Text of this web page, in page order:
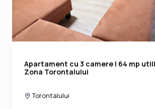
Apartament cu 3 camere | 64 mp
Zona Torontalului
Torontalului